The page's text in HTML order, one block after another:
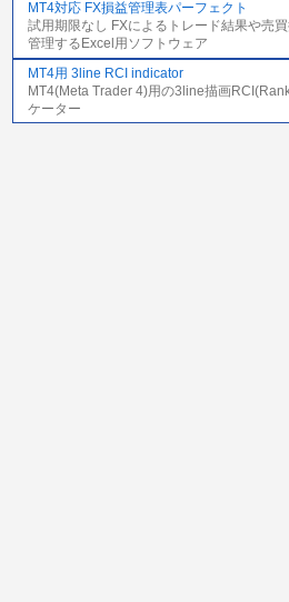
MT4対応 FX損益管理表パーフェクト
試用期限なし FXによるトレード結果や売
管理するExcel用ソフトウェア
MT4用 3line RCI indicator
MT4(Meta Trader 4)用の3line描画
ケーター